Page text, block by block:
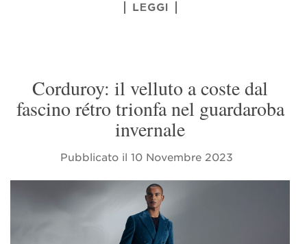
LEGGI
Corduroy: il velluto a coste dal
fascino rétro trionfa nel guardaroba
invernale
Pubblicato il 10 Novembre 2023